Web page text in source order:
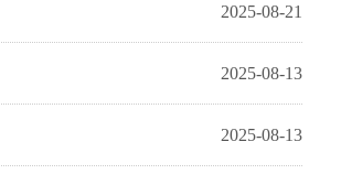
2025-08-21
2025-08-13
2025-08-13